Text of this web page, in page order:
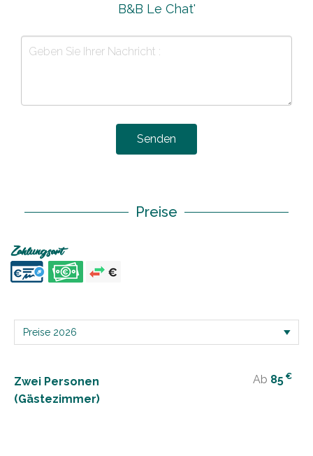
B&B Le Chat'
Senden
Preise
Zahlungsart
Zwei Personen
(Gästezimmer)
Ab 85 €